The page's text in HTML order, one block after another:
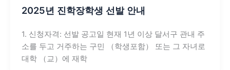
2025년 진학장학생 선발 안내
1. 신청자격: 선발 공고일 현재 1년 이상 달서구 관내 주
소를 두고 거주하는 구민 （학생포함） 또는 그 자녀로
대학 （교）에 재학